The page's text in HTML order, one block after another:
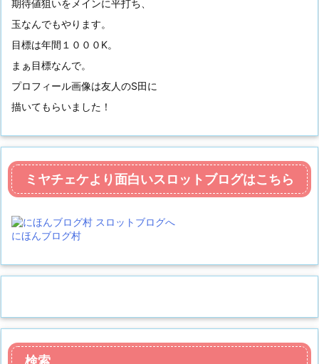
期待値狙いをメインに平打ち、
玉なんでもやります。
目標は年間１０００K。
まぁ目標なんで。
プロフィール画像は友人のS田に
描いてもらいました！
ミヤチェケより面白いスロットブログはこちら
にほんブログ村
検索